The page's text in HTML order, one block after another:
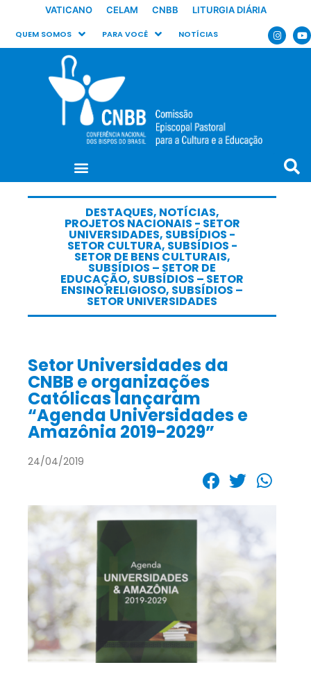
VATICANO CELAM CNBB LITURGIA DIÁRIA
QUEM SOMOS PARA VOCÊ NOTÍCIAS
DESTAQUES, NOTÍCIAS,
PROJETOS NACIONAIS - SETOR
UNIVERSIDADES, SUBSÍDIOS -
SETOR CULTURA, SUBSÍDIOS -
SETOR DE BENS CULTURAIS,
SUBSÍDIOS – SETOR DE
EDUCAÇÃO, SUBSÍDIOS – SETOR
ENSINO RELIGIOSO, SUBSÍDIOS –
SETOR UNIVERSIDADES
Setor Universidades da
CNBB e organizações
Católicas lançaram
“Agenda Universidades e
Amazônia 2019-2029”
24/04/2019